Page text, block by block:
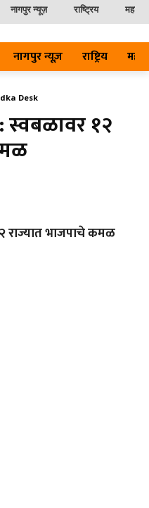
नागपुर न्यूज़ राष्ट्रिय
नागपुर न्यूज़ राष्ट्रिय
Desk
१२
राज्यात भाजपाचे कमळ